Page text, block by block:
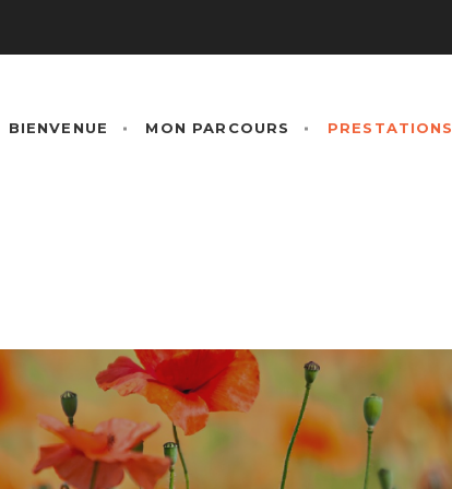
BIENVENUE MON PARCOURS PRESTATIONS